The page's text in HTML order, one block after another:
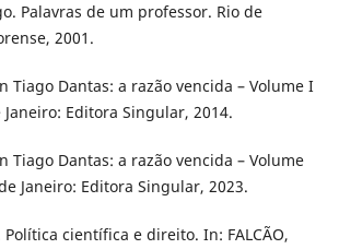
Palavras de um professor. Rio de
2001.
Tiago Dantas: a razão vencida – Volume I
Janeiro: Editora Singular, 2014.
Tiago Dantas: a razão vencida – Volume
Janeiro: Editora Singular, 2023.
Política científica e direito. In: FALCÃO,